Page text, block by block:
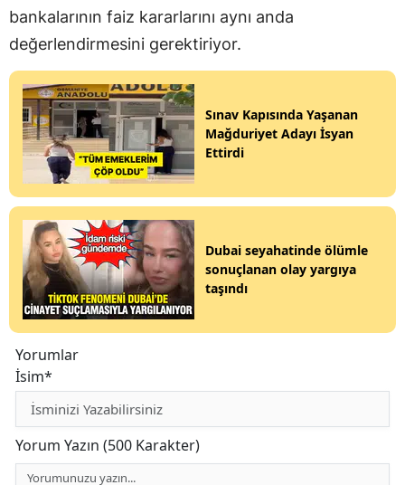
bankalarının faiz kararlarını aynı anda
değerlendirmesini gerektiriyor.
Sınav Kapısında Yaşanan
Mağduriyet Adayı İsyan
Ettirdi
Dubai seyahatinde ölümle
sonuçlanan olay yargıya
taşındı
Yorumlar
İsim*
Yorum Yazın (500 Karakter)